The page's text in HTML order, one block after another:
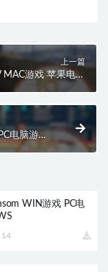
上一篇
游戏 苹果电脑
苹果OS系统macOS
电脑游戏
WIN游戏 PC电
14